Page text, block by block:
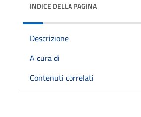
INDICE DELLA PAGINA
Descrizione
A cura di
Contenuti correlati